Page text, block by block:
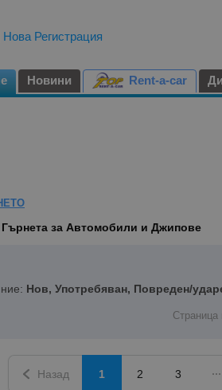
Нова Регистрация
Новини Rent-a-car
за Автомобили и Джипове
Нов, Употребяван, Повреден/
Страница
Назад 1 2 3